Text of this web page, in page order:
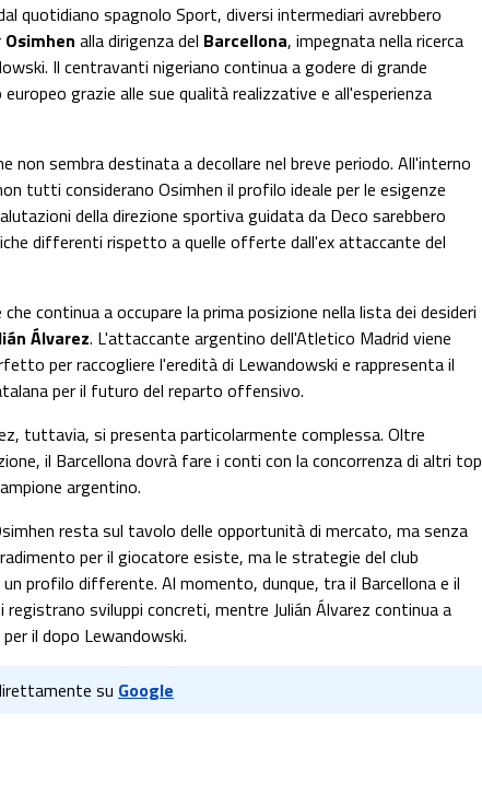
quotidiano spagnolo Sport, diversi intermediari avrebbero
Osimhen alla dirigenza del Barcellona, impegnata nella ricerca
Il centravanti nigeriano continua a godere di grande
grazie alle sue qualità realizzative e all'esperienza
non sembra destinata a decollare nel breve periodo. All'interno
tutti considerano Osimhen il profilo ideale per le esigenze
della direzione sportiva guidata da Deco sarebbero
differenti rispetto a quelle offerte dall'ex attaccante del
continua a occupare la prima posizione nella lista dei desideri
Álvarez. L'attaccante argentino dell'Atletico Madrid viene
per raccogliere l'eredità di Lewandowski e rappresenta il
per il futuro del reparto offensivo.
tuttavia, si presenta particolarmente complessa. Oltre
il Barcellona dovrà fare i conti con la concorrenza di altri top
argentino.
resta sul tavolo delle opportunità di mercato, ma senza
per il giocatore esiste, ma le strategie del club
profilo differente. Al momento, dunque, tra il Barcellona e il
sviluppi concreti, mentre Julián Álvarez continua a
il dopo Lewandowski.
su Google